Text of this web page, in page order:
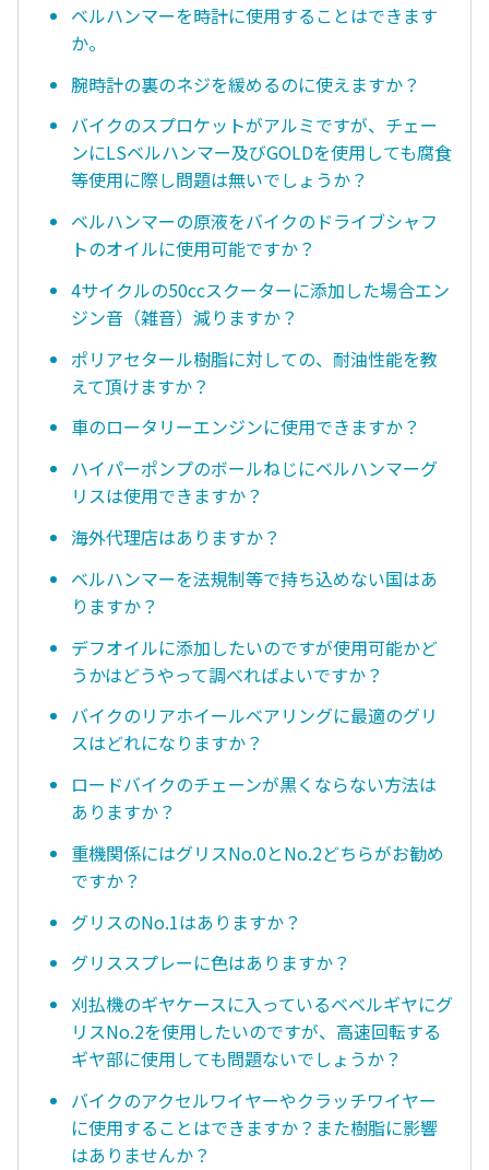
ベルハンマーを時計に使用することはできます
か。
腕時計の裏のネジを緩めるのに使えますか？
バイクのスプロケットがアルミですが、チェー
ンにLSベルハンマー及びGOLDを使用しても腐食
等使用に際し問題は無いでしょうか？
ベルハンマーの原液をバイクのドライブシャフ
トのオイルに使用可能ですか？
4サイクルの50ccスクーターに添加した場合エン
ジン音（雑音）減りますか？
ポリアセタール樹脂に対しての、耐油性能を教
えて頂けますか？
車のロータリーエンジンに使用できますか？
ハイパーポンプのボールねじにベルハンマーグ
リスは使用できますか？
海外代理店はありますか？
ベルハンマーを法規制等で持ち込めない国はあ
りますか？
デフオイルに添加したいのですが使用可能かど
うかはどうやって調べればよいですか？
バイクのリアホイールベアリングに最適のグリ
スはどれになりますか？
ロードバイクのチェーンが黒くならない方法は
ありますか？
重機関係にはグリスNo.0とNo.2どちらがお勧め
ですか？
グリスのNo.1はありますか？
グリススプレーに色はありますか？
刈払機のギヤケースに入っているベベルギヤにグ
リスNo.2を使用したいのですが、高速回転する
ギヤ部に使用しても問題ないでしょうか？
バイクのアクセルワイヤーやクラッチワイヤー
に使用することはできますか？また樹脂に影響
はありませんか？